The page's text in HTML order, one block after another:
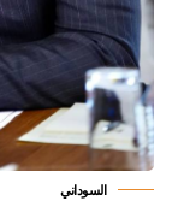
السوداني